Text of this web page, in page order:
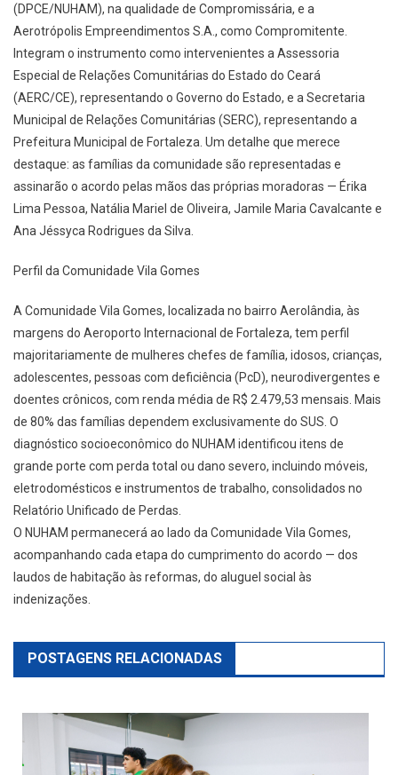
(DPCE/NUHAM), na qualidade de Compromissária, e a
Aerotrópolis Empreendimentos S.A., como Compromitente.
Integram o instrumento como intervenientes a Assessoria
Especial de Relações Comunitárias do Estado do Ceará
(AERC/CE), representando o Governo do Estado, e a Secretaria
Municipal de Relações Comunitárias (SERC), representando a
Prefeitura Municipal de Fortaleza. Um detalhe que merece
destaque: as famílias da comunidade são representadas e
assinarão o acordo pelas mãos das próprias moradoras — Érika
Lima Pessoa, Natália Mariel de Oliveira, Jamile Maria Cavalcante e
Ana Jéssyca Rodrigues da Silva.
Perfil da Comunidade Vila Gomes
A Comunidade Vila Gomes, localizada no bairro Aerolândia, às
margens do Aeroporto Internacional de Fortaleza, tem perfil
majoritariamente de mulheres chefes de família, idosos, crianças,
adolescentes, pessoas com deficiência (PcD), neurodivergentes e
doentes crônicos, com renda média de R$ 2.479,53 mensais. Mais
de 80% das famílias dependem exclusivamente do SUS. O
diagnóstico socioeconômico do NUHAM identificou itens de
grande porte com perda total ou dano severo, incluindo móveis,
eletrodomésticos e instrumentos de trabalho, consolidados no
Relatório Unificado de Perdas.
O NUHAM permanecerá ao lado da Comunidade Vila Gomes,
acompanhando cada etapa do cumprimento do acordo — dos
laudos de habitação às reformas, do aluguel social às
indenizações.
POSTAGENS RELACIONADAS